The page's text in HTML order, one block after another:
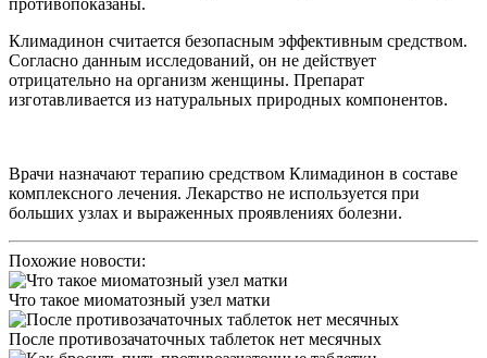
противопоказаны.
Климадинон считается безопасным эффективным средством.
Согласно данным исследований, он не действует
отрицательно на организм женщины. Препарат
изготавливается из натуральных природных компонентов.
Врачи назначают терапию средством Климадинон в составе
комплексного лечения. Лекарство не используется при
больших узлах и выраженных проявлениях болезни.
Похожие новости:
Что такое миоматозный узел матки
После противозачаточных таблеток нет месячных